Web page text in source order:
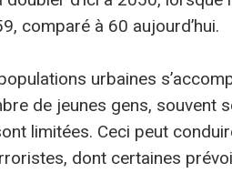
comparé à 60 aujourd’hui.
urbaines
de jeunes gens,
limitées. Ceci peut
dont certaines